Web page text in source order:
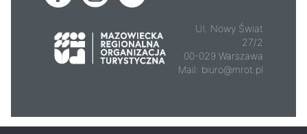
Ul. Nowy Świat
27/2
00-029 Warszawa
Mail: biuro@mrot.pl